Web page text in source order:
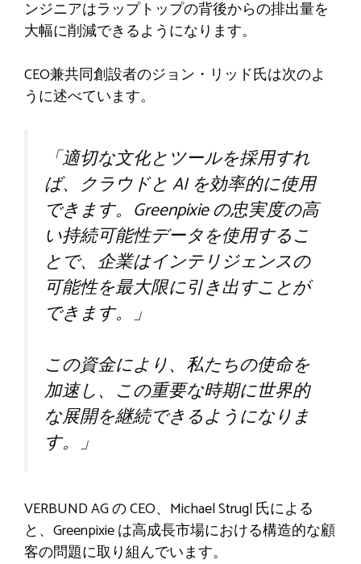
ンジニアはラップトップの背後からの排出量を
大幅に削減できるようになります。
CEO兼共同創設者のジョン・リッド氏は次のよ
うに述べています。
「適切な文化とツールを採用すれ
ば、クラウドと AI を効率的に使用
できます。Greenpixie の忠実度の高
い持続可能性データを使用するこ
とで、企業はインテリジェンスの
可能性を最大限に引き出すことが
できます。」
この資金により、私たちの使命を
加速し、この重要な時期に世界的
な展開を継続できるようになりま
す。」
VERBUND AG の CEO、Michael Strugl 氏による
と、Greenpixie は高成長市場における構造的な顧
客の問題に取り組んでいます。